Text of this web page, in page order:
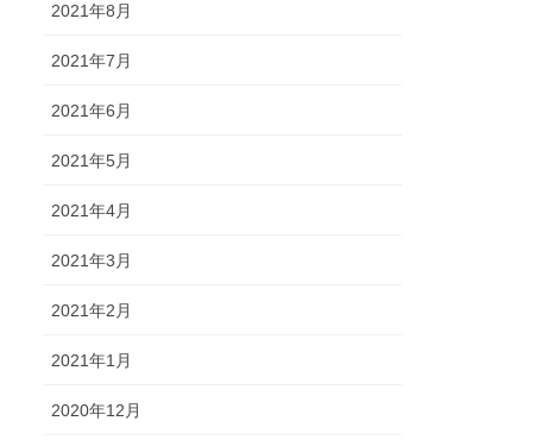
2021年8月
2021年7月
2021年6月
2021年5月
2021年4月
2021年3月
2021年2月
2021年1月
2020年12月